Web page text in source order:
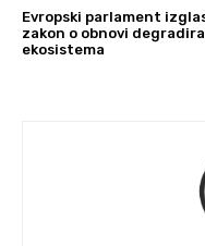
Evropski parlament
zakon o obnovi
ekosistema